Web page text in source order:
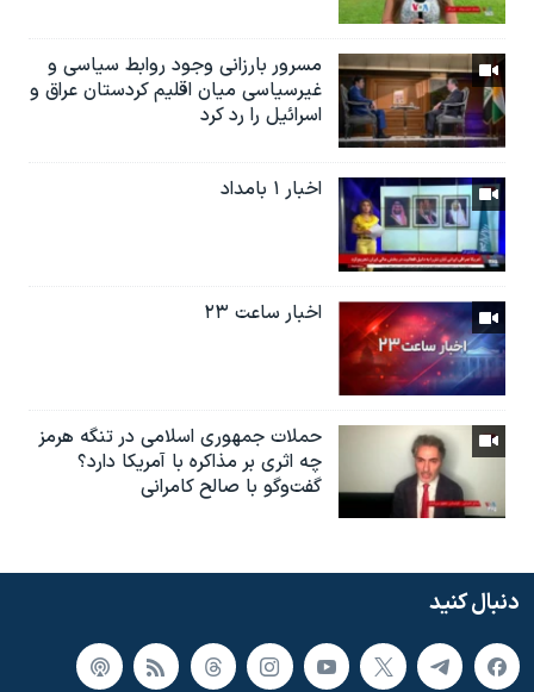
مسرور بارزانی وجود روابط سیاسی و
غیرسیاسی میان اقلیم کردستان عراق و
اسرائيل را رد کرد
اخبار ۱ بامداد
اخبار ساعت ۲۳
حملات جمهوری اسلامی در تنگه هرمز
چه اثری بر مذاکره با آمریکا دارد؟
گفت‌وگو با صالح کامرانی
دنبال کنید